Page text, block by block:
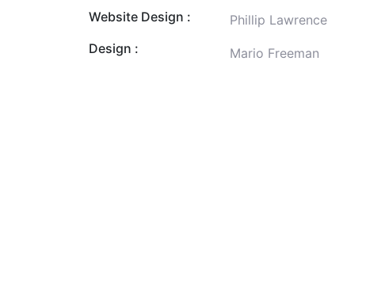
Website Design :
Design :
Phillip Lawrence
Mario Freeman